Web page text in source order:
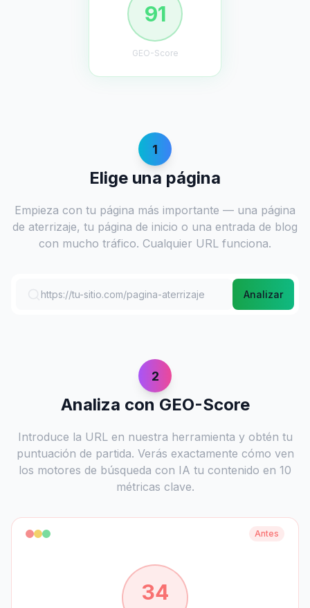
91
GEO-Score
1
Elige una página
Empieza con tu página más importante — una página
de aterrizaje, tu página de inicio o una entrada de blog
con mucho tráfico. Cualquier URL funciona.
https://tu-sitio.com/pagina-aterrizaje Analizar
2
Analiza con GEO-Score
Introduce la URL en nuestra herramienta y obtén tu
puntuación de partida. Verás exactamente cómo ven
los motores de búsqueda con IA tu contenido en 10
métricas clave.
Antes
34